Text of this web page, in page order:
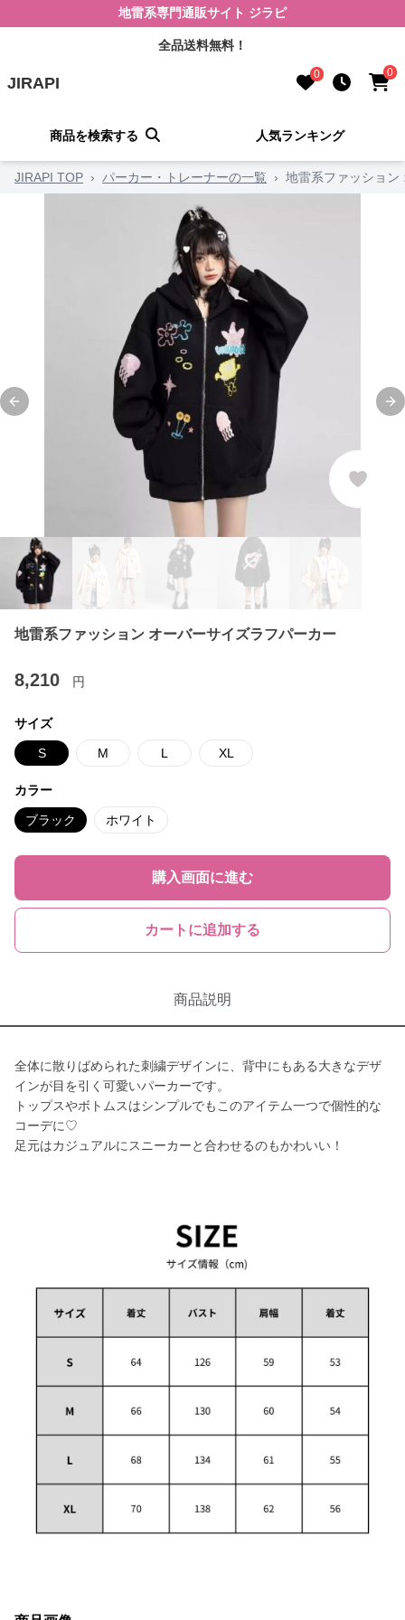
地雷系専門通販サイト ジラピ
全品送料無料！
JIRAPI 0 0
商品を検索する 人気ランキング
JIRAPI TOP › パーカー・トレーナーの一覧 › 地雷系ファッション
Previous slide
地雷系ファッション オーバーサイズラフパーカー
8,210 円
サイズ
S M L XL
カラー
ブラック ホワイト
購入画面に進む
カートに追加する
商品説明
全体に散りばめられた刺繍デザインに、背中にもある大きなデザ
インが目を引く可愛いパーカーです。
トップスやボトムスはシンプルでもこのアイテム一つで個性的な
コーデに♡
足元はカジュアルにスニーカーと合わせるのもかわいい！